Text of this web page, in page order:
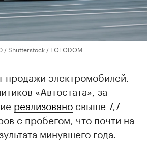
Shutterstock / FOTODOM
продажи электромобилей.
«Автостата», за
реализовано свыше 7,7
с пробегом, что почти на
минувшего года.